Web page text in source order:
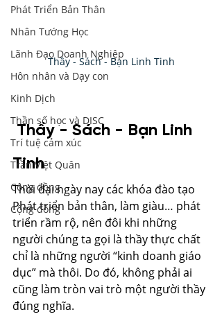
Phát Triển Bản Thân
Nhân Tướng Học
Lãnh Đạo Doanh Nghiệp
Hôn nhân và Dạy con
Kinh Dịch
Thần số học và DISC
Trí tuệ cảm xúc
Trần Việt Quân
Cộng đồng
Cộng đồng
Thầy - Sách - Bạn Linh Tinh
Thầy - Sách - Bạn Linh
Tinh
Thời đại ngày nay các khóa đào tạo
Phát triển bản thân, làm giàu… phát
triển rầm rộ, nên đôi khi những
người chúng ta gọi là thầy thực chất
chỉ là những người “kinh doanh giáo
dục” mà thôi. Do đó, không phải ai
cũng làm tròn vai trò một người thầy
đúng nghĩa.